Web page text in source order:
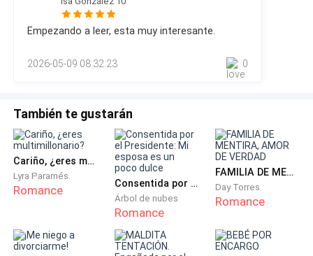
de algodón y zapatos planos.
poco.
sin subir el primer escalón. Por favor, hazlo por mí.
Dijimos que nos apoyaríamos en todo.
​Camila miró de nuevo el sobre en la mesa. Odiaba la
idea de trabajar, pero entonces, una idea cruzó su
mente como un relámpago. El Royal Oaks. El lugar
donde los hombres más ricos del país cerraban
negocios y buscaban distracción. Si iba allí, no sería
un incendio en una de sus bodegas. Los envíos quedarán
suspendidos durante varias semanas.Julián permaneció en
silencio.No era una noticia menor. Un retraso de ese tipo
que acababa de llegar, escuchó la conver
Empezando a leer, esta muy interesante.
2026-05-09 08:32:23 0
También te gustarán
Cariño, ¿eres multimillonario?
Lyra Paramés.
Romance Consentida por el Presidente: Mi esposa es un poco dulce
Árbol de nubes
Romance
FAMILIA DE MENTIRA, AMOR DE VERDAD
Day Torres
Romance